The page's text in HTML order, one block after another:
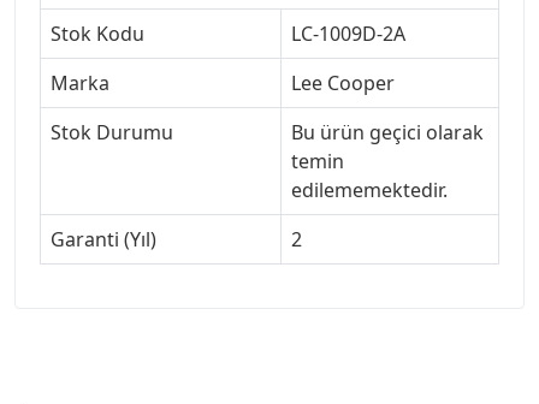
Stok Kodu
LC-1009D-2A
Marka
Lee Cooper
Stok Durumu
Bu ürün geçici olarak
temin
edilememektedir.
Garanti (Yıl)
2